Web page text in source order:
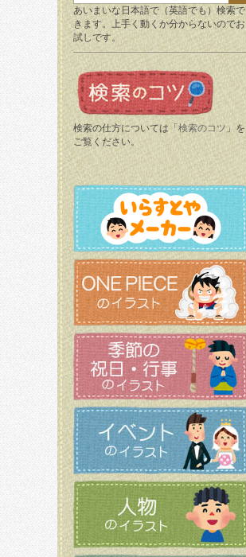
あいまいな日本語で（英語でも）検索で
きます。上手く動くか分からないのでお
試しです。
検索の仕方については「 検索のコツ 」を
ご覧ください。